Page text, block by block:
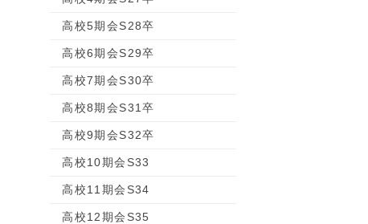
高校5期会S28卒
高校6期会S29卒
高校7期会S30卒
高校8期会S31卒
高校9期会S32卒
高校10期会S33
高校11期会S34
高校12期会S35